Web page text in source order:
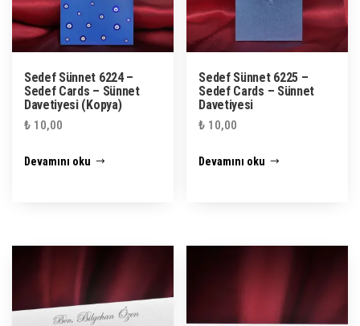
Sedef Sünnet 6224 –
Sedef Cards – Sünnet
Davetiyesi (Kopya)
₺ 10,00
Devamını oku
Sedef Sünnet 6225 –
Sedef Cards – Sünnet
Davetiyesi
₺ 10,00
Devamını oku